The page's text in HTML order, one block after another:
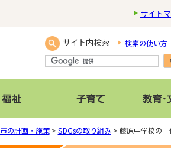
サイト
サイト内検索 検索の使い方
市の計画・施策> SDGsの取り組み > 藤原中学校の